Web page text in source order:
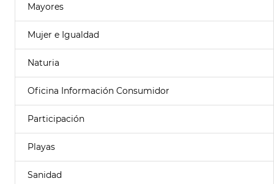
Mayores
Mujer e Igualdad
Naturia
Oficina Información Consumidor
Participación
Playas
Sanidad